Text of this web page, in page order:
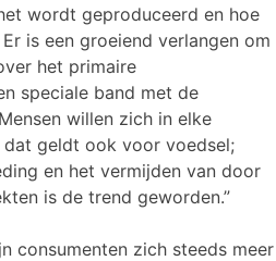
wordt geproduceerd en hoe
is een groeiend verlangen om
het primaire
speciale band met de
willen zich in elke
geldt ook voor voedsel;
en het vermijden van door
is de trend geworden.”
consumenten zich steeds meer